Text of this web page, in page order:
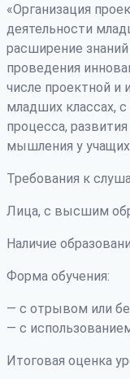
«Организация
деятельности
расширение
проведения
числе проектной и
младших классах,
процесса,
мышления у
Требования к
Лица, с высшим
Наличие
Форма обучения:
— с отрывом или
— с
Итоговая оценка